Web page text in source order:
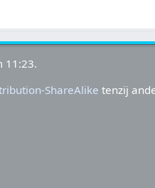
11:23.
ShareAlike tenzij